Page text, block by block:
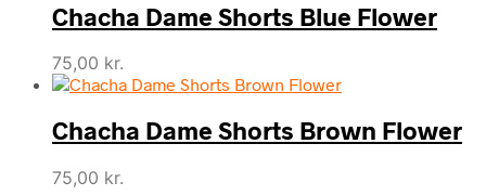
Chacha Dame Shorts Blue Flower
75,00 kr.
Chacha Dame Shorts Brown Flower
75,00 kr.